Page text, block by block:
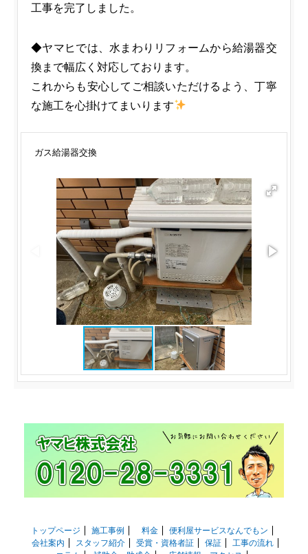
工事を完了しました。
◆ヤマヒでは、水まわりリフォームから給湯器交
換まで幅広く対応しております。
これからも安心してご相談いただけるよう、丁寧
な施工を心掛けてまいります
ガス給湯器交換
トップページ 施工事例 料金
便利屋サービスなんでもン
会社案内
スタッフ紹介 受賞・資格者証 保証
工事の流れ